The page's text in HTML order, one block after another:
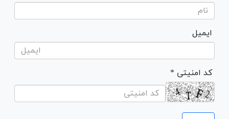
ایمیل
* کد امنیتی